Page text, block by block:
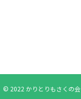
© 2022 かりとりもさくの会